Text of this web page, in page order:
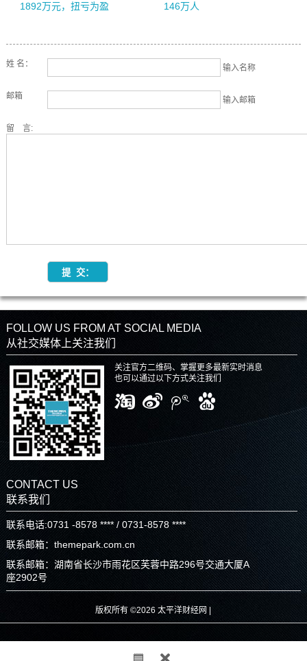
1892万元，扭亏为盈
146万人
姓 名： 输入名称
邮箱 输入邮箱
留 言:
FOLLOW US FROM AT SOCIAL MEDIA
从社交媒体上关注我们
关注官方二维码、掌握更多最新实时消息
也可以通过以下方式关注我们
CONTACT US
联系我们
联系电话:0731 -8578 **** / 0731-8578 ****
联系邮箱：themepark.com.cn
联系邮箱：湖南省长沙市雨花区芙蓉中路296号交通大厦A
座2902号
版权所有 ©2026 太平洋财经网 |